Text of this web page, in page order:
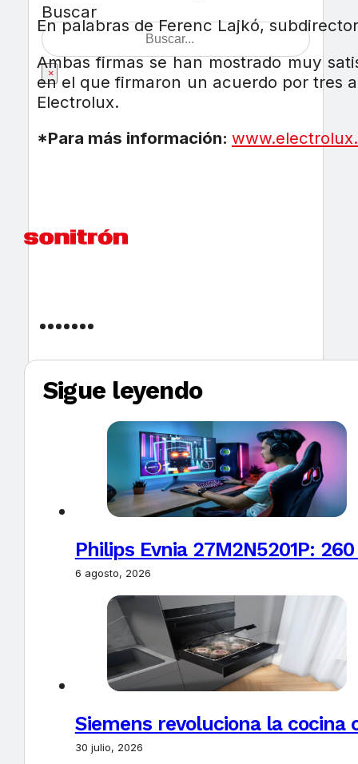
Buscar
×
En palabras de Ferenc Lajkó,
Ambas firmas se han mostrado muy
en el que firmaron un acuerdo por tres
Electrolux.
*Para más información:
Sigue leyendo
Philips Evnia 27M2N5201P:
6 agosto, 2026
Siemens revoluciona la
30 julio, 2026